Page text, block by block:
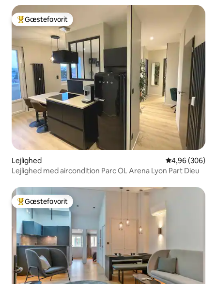
Bedste gæstefavorit
Gæstefavorit
Lejlighed 4,96 ud af 5 i
4,96 (306)
Lejlighed med aircondition Parc OL Arena Lyon Part Dieu
Bedste gæstefavorit
Gæstefavorit